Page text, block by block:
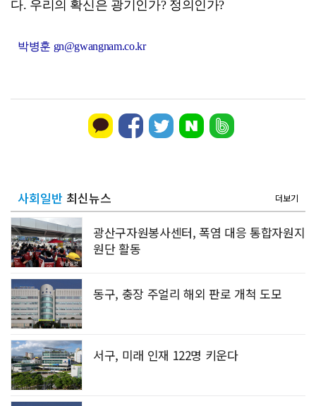
다. 우리의 확신은 광기인가? 정의인가?
박병훈 gn@gwangnam.co.kr
사회일반 최신뉴스 더보기
광산구자원봉사센터, 폭염 대응 통합자원지
원단 활동
동구, 충장 주얼리 해외 판로 개척 도모
서구, 미래 인재 122명 키운다